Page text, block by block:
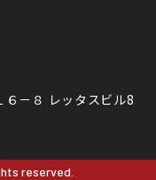
－８ レッタスビル8
reserved.